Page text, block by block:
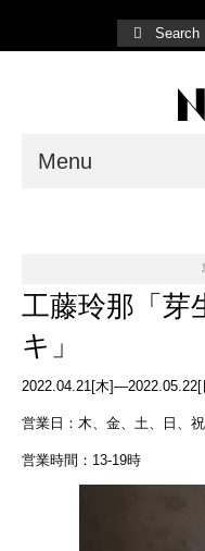
Menu
Shop List
Online Store
工藤玲那「芽
キ」
2022.04.21[木]—2022.05.22[
営業日：木、金、土、日、祝
営業時間：13-19時